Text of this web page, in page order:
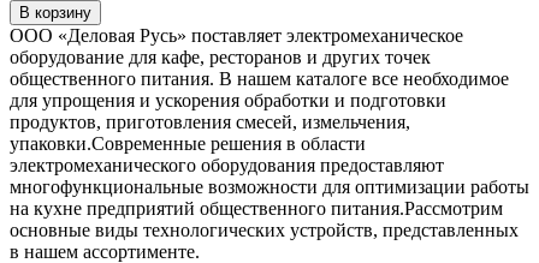
В корзину
ООО «Деловая Русь» поставляет электромеханическое
оборудование для кафе, ресторанов и других точек
общественного питания. В нашем каталоге все необходимое
для упрощения и ускорения обработки и подготовки
продуктов, приготовления смесей, измельчения,
упаковки.Современные решения в области
электромеханического оборудования предоставляют
многофункциональные возможности для оптимизации работы
на кухне предприятий общественного питания.Рассмотрим
основные виды технологических устройств, представленных
в нашем ассортименте.